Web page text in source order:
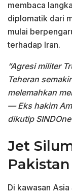
membaca
diplomatik dari
mulai
terhadap Iran.
“Agresi militer
Teheran
melemahkan
— Eks hakim
dikutip
Jet
Di kawasan